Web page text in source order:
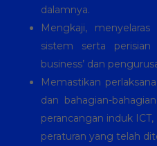
dalamnya.
Mengkaji,
sistem serta perisian
business’ dan
Memastikan
dan bahagian-
perancangan induk
peraturan yang telah